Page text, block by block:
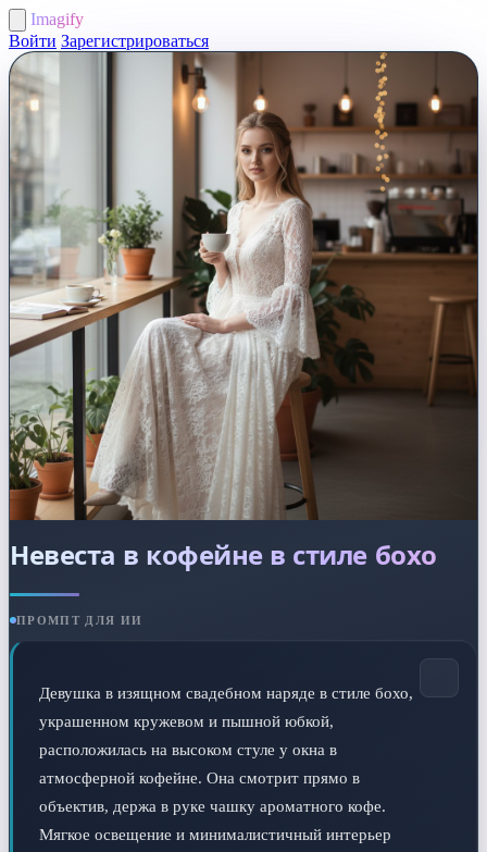
Imagify
Войти Зарегистрироваться
Невеста в кофейне в стиле бохо
ПРОМПТ ДЛЯ ИИ
Девушка в изящном свадебном наряде в стиле бохо,
украшенном кружевом и пышной юбкой,
расположилась на высоком стуле у окна в
атмосферной кофейне. Она смотрит прямо в
объектив, держа в руке чашку ароматного кофе.
Мягкое освещение и минималистичный интерьер